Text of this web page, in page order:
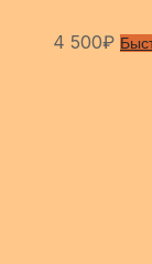
4 500₽